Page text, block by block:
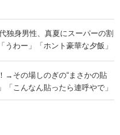
独身男性、真夏にスーパーの割
わー」「ホント豪華な夕飯」
→その場しのぎの“まさかの貼
「こんなん貼ったら連呼やで」